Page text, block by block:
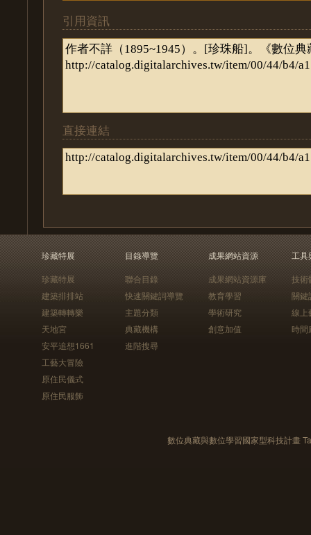
引用資訊
直接連結
珍藏特展
珍藏特展
建築排排站
建築轉轉樂
天地宮
安平追想1661
工藝大冒險
原住民儀式
原住民服飾
目錄導覽
聯合目錄
快速關鍵詞導覽
主題分類
典藏機構
進階搜尋
成果網站資源
成果網站資源庫
教育學習
學術研究
創意加值
工具
技術
關鍵
線上
時間
數位典藏與數位學習國家型科技計畫